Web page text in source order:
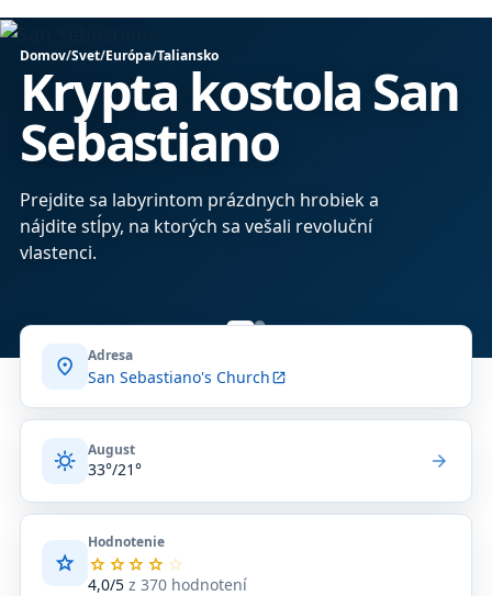
Domov/Svet/Európa/Taliansko
Krypta kostola San
Sebastiano
Prejdite sa labyrintom prázdnych hrobiek a
nájdite stĺpy, na ktorých sa vešali revoluční
vlastenci.
location_on Adresa
San Sebastiano's Churchopen_in_new
sunny August
33°/21° arrow_forward
star
Hodnotenie
star star star star star
4,0/5z 370 hodnotení
Priemerné
hodnotenie